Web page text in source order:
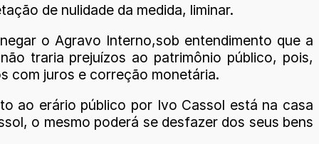
de nulidade da medida, liminar.
o Agravo Interno,sob entendimento que a
traria prejuízos ao patrimônio público, pois,
com juros e correção monetária.
ao erário público por Ivo Cassol está na casa
o mesmo poderá se desfazer dos seus bens